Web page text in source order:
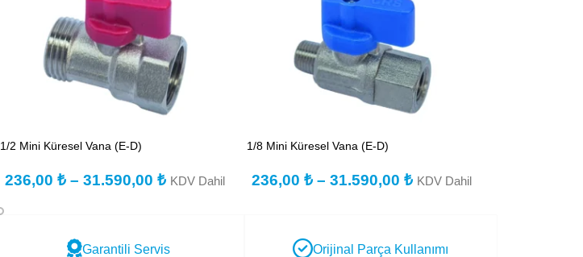
1/2 Mini Küresel Vana (E-D)
236,00₺ –31.590,00₺ KDV Dahil
1/8 Mini Küresel Vana (E-D)
236,00 ₺ – 31.590,00 ₺ KDV Dahil
Garantili Servis Orijinal Parça Kullanımı